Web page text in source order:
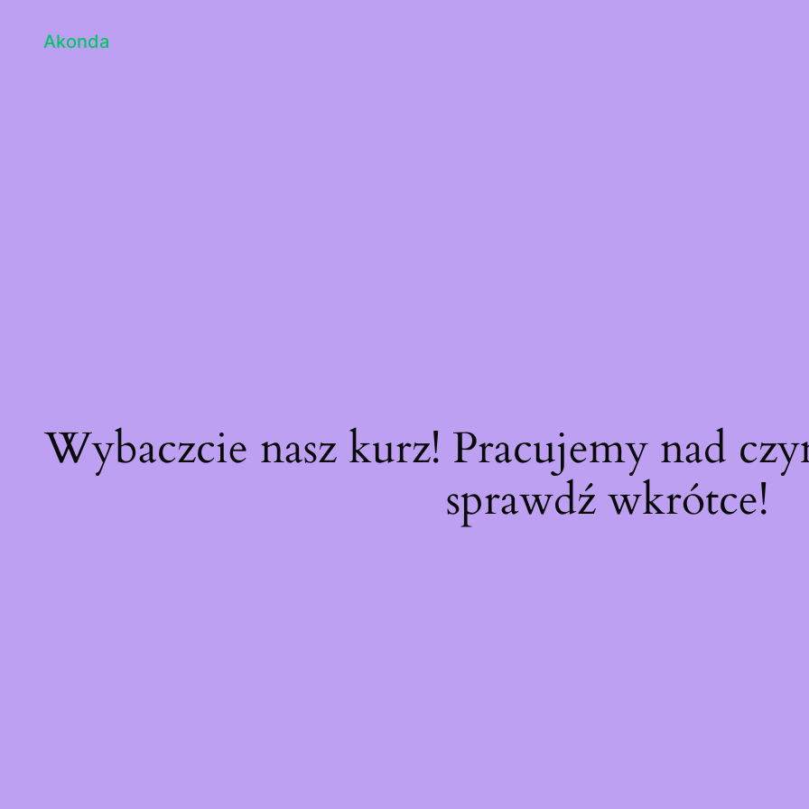
Akonda
Wybaczcie nasz kurz! Pracujemy nad
sprawdź wkrótce!